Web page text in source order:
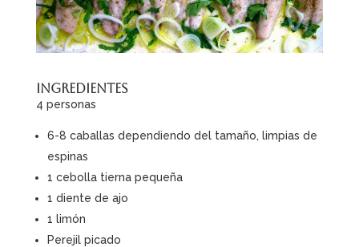
Ingredientes
4 personas
6-8 caballas dependiendo del tamaño, limpias de
espinas
1 cebolla tierna pequeña
1 diente de ajo
1 limón
Perejil picado